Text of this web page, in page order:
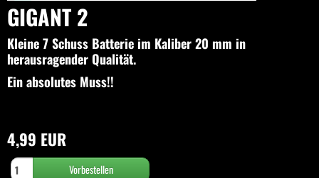
GIGANT 2
Kleine 7 Schuss Batterie im Kaliber 20 mm in
herausragender Qualität.
Ein absolutes Muss!!
4,99 EUR